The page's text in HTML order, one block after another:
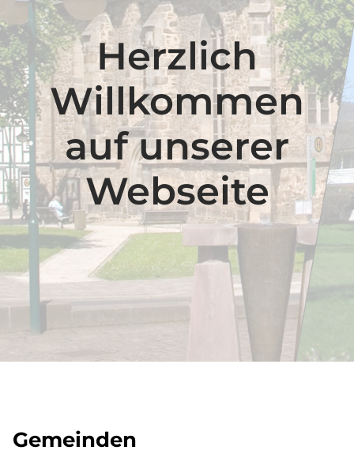
Herzlich
Willkommen
auf unserer
Webseite
Gemeinden